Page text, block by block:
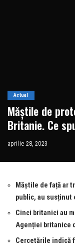
Actual
Măștile de
Britanie. Ce
aprilie 28, 2023
Măștile de față ar
public, au susținut
Cinci britanici au
Agenției britanice
Cercetările indică